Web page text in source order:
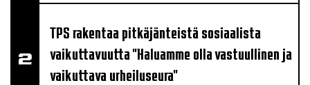
TPS rakentaa pitkäjänteistä sosiaalista
vaikuttavuutta "Haluamme olla vastuullinen ja
vaikuttava urheiluseura"